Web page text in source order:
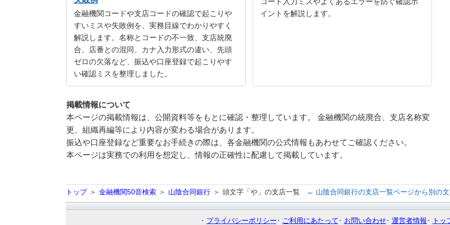
金融機関コードや支店コードの確認で起こりや
すいミスや失敗例を、実務目線でわかりやすく
解説します。名称とコードの不一致、支店統廃
合、店番との混同、カナ入力形式の違い、先頭
ゼロの欠落など、振込や口座登録で起こりやす
い確認ミスを整理しました。
イントを解説します。
掲載情報について
本ページの掲載情報は、公開資料等をもとに確認・整理しています。 金融機関の統廃合、支店名称変
更、組織再編等により内容が変わる場合があります。
振込や口座登録など重要なお手続きの際は、各金融機関の公式情報もあわせてご確認ください。
本ページは実務での利用を想定し、情報の正確性に配慮して掲載しています。
トップ 金融機関50音検索 山陰合同銀行 頭文字「や」の支店一覧 ← 山陰合同銀行の支店一覧ページから別の
プライバシーポリシー ご利用にあたって お問い合わせ 運営者情報 トッ